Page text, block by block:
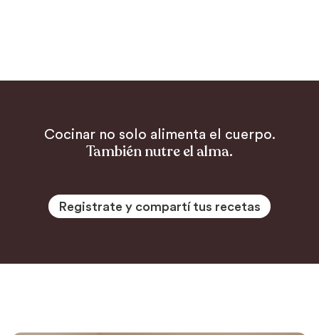
Cocinar no solo alimenta el cuerpo.
También nutre el alma.
Registrate y compartí tus recetas